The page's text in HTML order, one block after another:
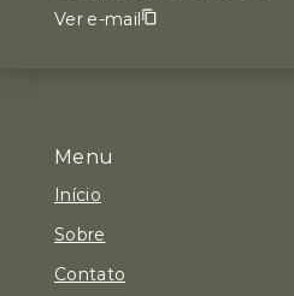
Menu
Início
Sobre
Contato
Ver e-mail